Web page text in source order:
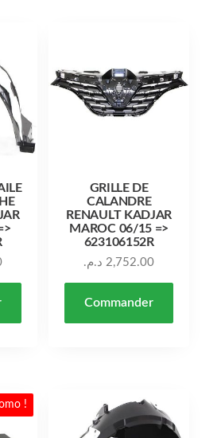
GRILLE DE
CALANDRE
RENAULT KADJAR
MAROC 06/15 =>
623106152R
2,752.00 د.م.
Commander
!